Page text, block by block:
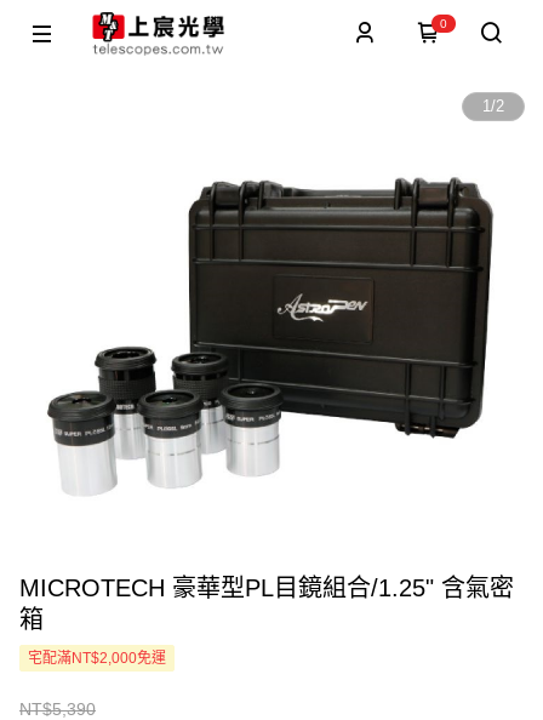
0
1/2
MICROTECH 豪華型PL目鏡組合/1.25" 含氣密
箱
宅配滿NT$2,000免運
NT$5,390